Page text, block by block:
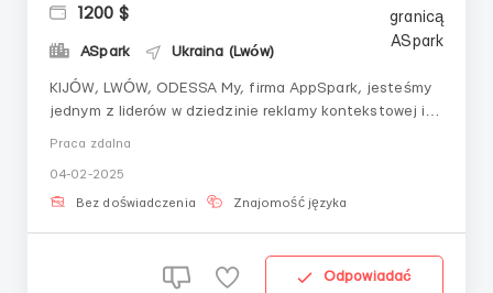
1200 $
ASpark Ukraina (Lwów)
KIJÓW, LWÓW, ODESSA My, firma AppSpark, jesteśmy
jednym z liderów w dziedzinie reklamy kontekstowej i
angielskiego, do odpowiedzi klientom w mediach
społecznościowych firmy. Wygodny harmonogram,
Praca zdalna
04-02-2025
Bez doświadczenia Znajomość języka
Odpowiadać